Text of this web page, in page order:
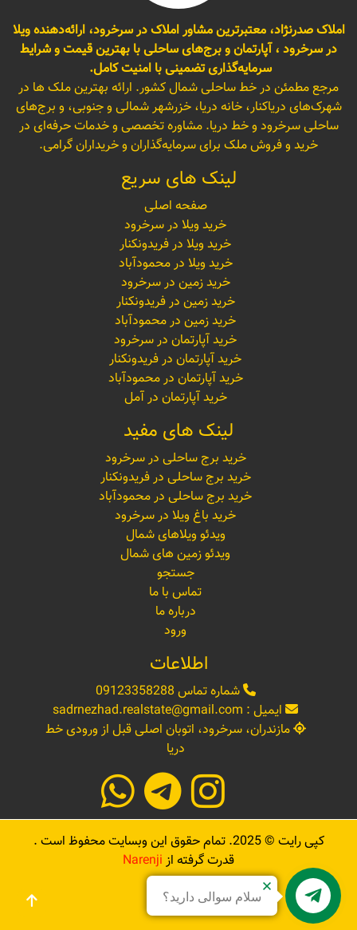
املاک صدرنژاد، معتبرترین مشاور املاک در سرخرود، ارائه‌دهنده ویلا
در سرخرود ، آپارتمان و برج‌های ساحلی با بهترین قیمت و شرایط
سرمایه‌گذاری تضمینی با امنیت کامل.
مرجع مطمئن در خط ساحلی شمال کشور. ارائه بهترین ملک ها در
شهرک‌های دریاکنار، خانه دریا، خزرشهر شمالی و جنوبی، و برج‌های
ساحلی سرخرود و خط دریا. مشاوره تخصصی و خدمات حرفه‌ای در
خرید و فروش ملک برای سرمایه‌گذاران و خریداران گرامی.
لینک های سریع
صفحه اصلی
خرید ویلا در سرخرود
خرید ویلا در فریدونکنار
خرید ویلا در محمودآباد
خرید زمین در سرخرود
خرید زمین در فریدونکنار
خرید زمین در محمودآباد
خرید آپارتمان در سرخرود
خرید آپارتمان در فریدونکنار
خرید آپارتمان در محمودآباد
خرید آپارتمان در آمل
لینک های مفید
خرید برج ساحلی در سرخرود
خرید برج ساحلی در فریدونکنار
خرید برج ساحلی در محمودآباد
خرید باغ ویلا در سرخرود
ویدئو ویلاهای شمال
ویدئو زمین های شمال
جستجو
تماس با ما
درباره ما
ورود
اطلاعات
شماره تماس 09123358288
ایمیل : sadrnezhad.realstate@gmail.com
مازندران، سرخرود، اتوبان اصلی قبل از ورودی خط
دریا
کپی رایت ©2025. تمام حقوق این وبسایت محفوظ است .
قدرت گرفته از Narenji
سلام سوالی دارید؟